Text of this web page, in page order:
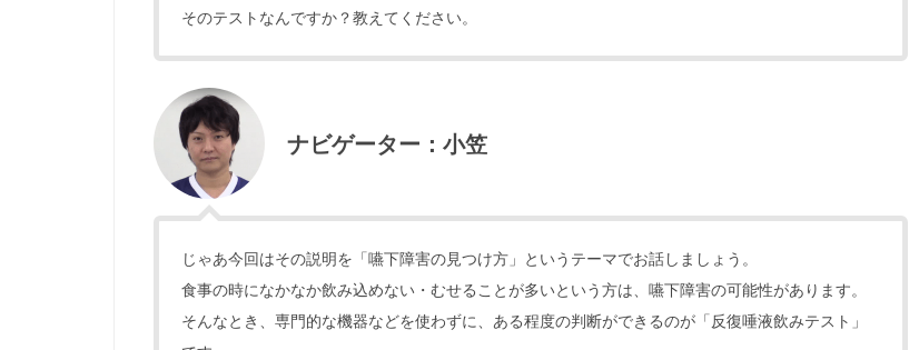
そのテストなんですか？教えてください。
ナビゲーター：小笠
じゃあ今回はその説明を「嚥下障害の見つけ方」というテーマでお話しましょう。
食事の時になかなか飲み込めない・むせることが多いという方は、嚥下障害の可能性があります。
そんなとき、専門的な機器などを使わずに、ある程度の判断ができるのが「反復唾液飲みテスト」